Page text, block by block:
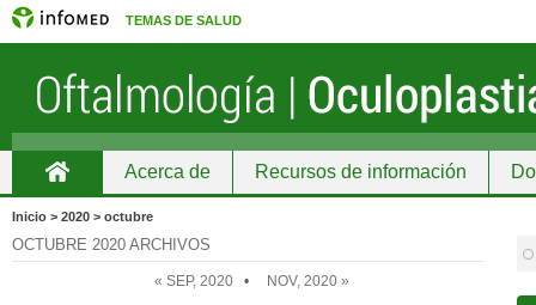
TEMAS DE SALUD
Acerca de Recursos de información
Inicio > 2020 > octubre
OCTUBRE 2020 ARCHIVOS
« SEP, 2020 • NOV, 2020 »